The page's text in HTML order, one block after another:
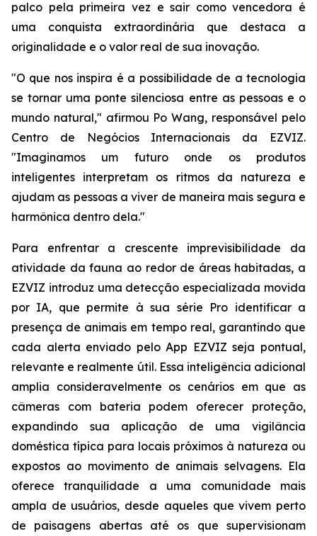
palco pela primeira vez e sair como vencedora é
uma conquista extraordinária que destaca a
originalidade e o valor real de sua inovação.
"O que nos inspira é a possibilidade de a tecnologia
se tornar uma ponte silenciosa entre as pessoas e o
mundo natural," afirmou Po Wang, responsável pelo
Centro de Negócios Internacionais da EZVIZ.
"Imaginamos um futuro onde os produtos
inteligentes interpretam os ritmos da natureza e
ajudam as pessoas a viver de maneira mais segura e
harmônica dentro dela."
Para enfrentar a crescente imprevisibilidade da
atividade da fauna ao redor de áreas habitadas, a
EZVIZ introduz uma detecção especializada movida
por IA, que permite à sua série Pro identificar a
presença de animais em tempo real, garantindo que
cada alerta enviado pelo App EZVIZ seja pontual,
relevante e realmente útil. Essa inteligência adicional
amplia consideravelmente os cenários em que as
câmeras com bateria podem oferecer proteção,
expandindo sua aplicação de uma vigilância
doméstica típica para locais próximos à natureza ou
expostos ao movimento de animais selvagens. Ela
oferece tranquilidade a uma comunidade mais
ampla de usuários, desde aqueles que vivem perto
de paisagens abertas até os que supervisionam